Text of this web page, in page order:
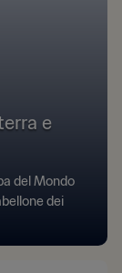
e
del Mondo
dei